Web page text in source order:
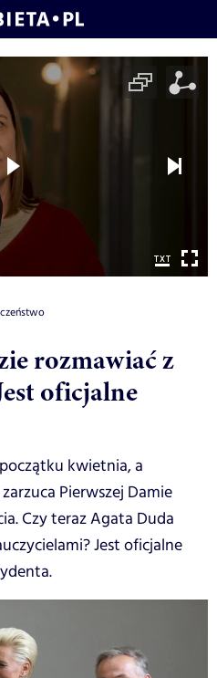
rozmawiać z
oficjalne
kwietnia, a
Pierwszej Damie
Czy teraz Agata Duda
Jest oficjalne